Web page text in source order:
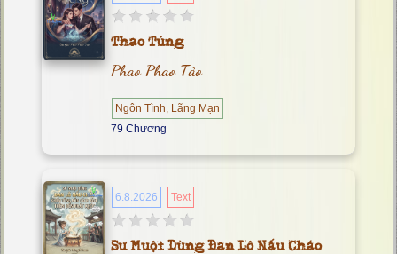
Thao Túng
Phao Phao Tảo
Ngôn Tình, Lãng Mạn
79 Chương
6.8.2026 Text
Sư Muội Dùng Đan Lô Nấu Cháo